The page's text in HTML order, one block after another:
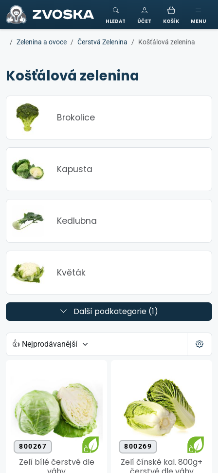
ZVOSKA
HLEDAT ÚČET KOŠÍK MENU
Zelenina a ovoce Čerstvá Zelenina Košťálová zelenina
Košťálová zelenina
Brokolice
Kapusta
Kedlubna
Květák
Další podkategorie (1)
800267
Zelí bílé čerstvé dle
800269
Zelí čínské kal. 800g+